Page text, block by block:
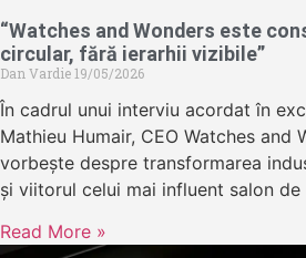
“Watches and Wonders este
circular, fără ierarhii vizibile”
Dan Vardie19/05/2026
În cadrul unui interviu acordat în
Mathieu Humair, CEO Watches and
vorbește despre transformarea
și viitorul celui mai influent salon
Read More »